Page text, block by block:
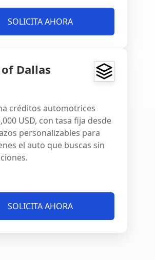
SOLICITA AHORA
Dallas
créditos automotrices
USD, con tasa fija desde
personalizables para
el auto que buscas sin
SOLICITA AHORA